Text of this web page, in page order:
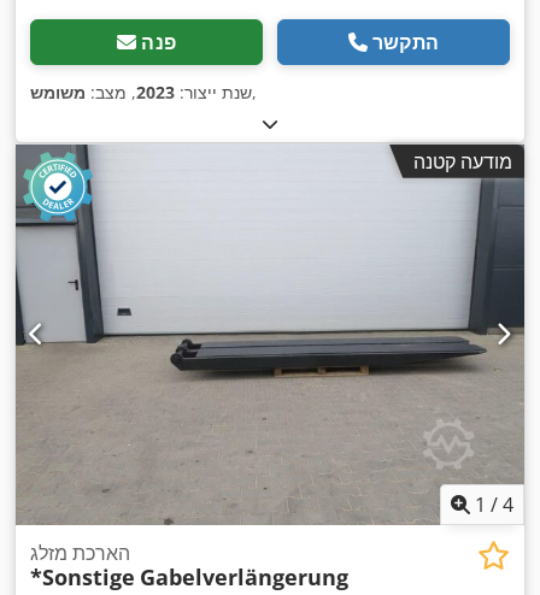
פנה התקשר
שנת ייצור: 2023, מצב: משומש ,
מודעה קטנה
1 /4
הארכת מזלג
*Sonstige Gabelverlängerung